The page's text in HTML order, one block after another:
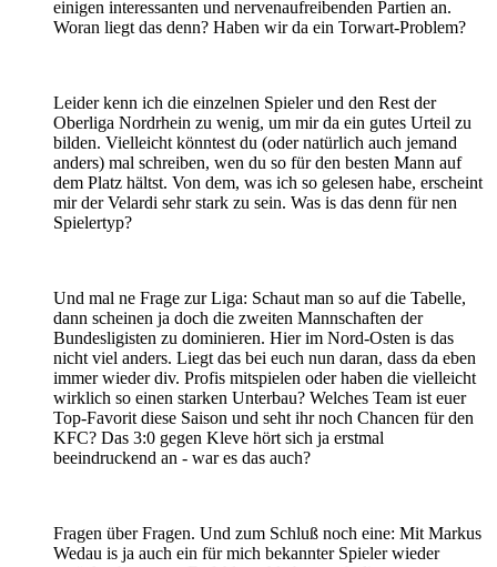
einigen interessanten und nervenaufreibenden Partien an.
Woran liegt das denn? Haben wir da ein Torwart-Problem?
Leider kenn ich die einzelnen Spieler und den Rest der
Oberliga Nordrhein zu wenig, um mir da ein gutes Urteil zu
bilden. Vielleicht könntest du (oder natürlich auch jemand
anders) mal schreiben, wen du so für den besten Mann auf
dem Platz hältst. Von dem, was ich so gelesen habe, erscheint
mir der Velardi sehr stark zu sein. Was is das denn für nen
Spielertyp?
Und mal ne Frage zur Liga: Schaut man so auf die Tabelle,
dann scheinen ja doch die zweiten Mannschaften der
Bundesligisten zu dominieren. Hier im Nord-Osten is das
nicht viel anders. Liegt das bei euch nun daran, dass da eben
immer wieder div. Profis mitspielen oder haben die vielleicht
wirklich so einen starken Unterbau? Welches Team ist euer
Top-Favorit diese Saison und seht ihr noch Chancen für den
KFC? Das 3:0 gegen Kleve hört sich ja erstmal
beeindruckend an - war es das auch?
Fragen über Fragen. Und zum Schluß noch eine: Mit Markus
Wedau is ja auch ein für mich bekannter Spieler wieder